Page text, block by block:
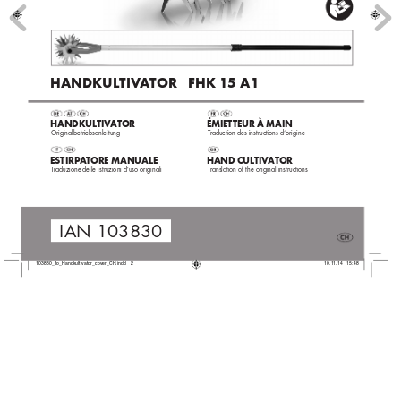
Handkultivator   FHk 15 a1
Handkultiv ator
Originalbetriebsanleitung
Hand Cultiv ator
Translation of the original instructions
IAN 103830
Émietteur à main
Traduction des instructions d‘origine
estirpatore manuale
Traduzione delle istruzioni d’uso originali
103830_flo_Handkultivator_cover_CH.indd   2 10.11.14   15:48